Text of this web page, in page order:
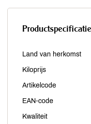
Land van herkomst
Kiloprijs
Artikelcode
EAN-code
Kwaliteit